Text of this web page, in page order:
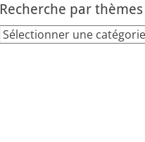
Recherche par thèmes
Recherche